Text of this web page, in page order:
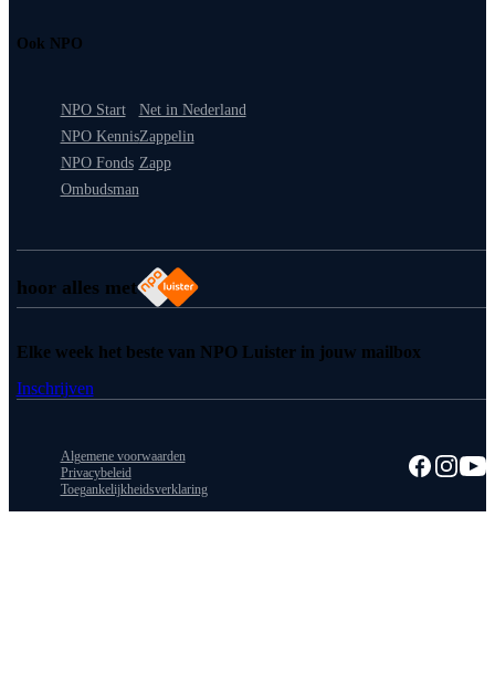
hoor alles met
Ook NPO
NPO Start
NPO Kennis
NPO Fonds
Ombudsman
Net in Nederland
Zappelin
Zapp
Elke week het beste van NPO Luister in jouw mailbox
Inschrijven
Algemene voorwaarden
Privacybeleid
Toegankelijkheidsverklaring